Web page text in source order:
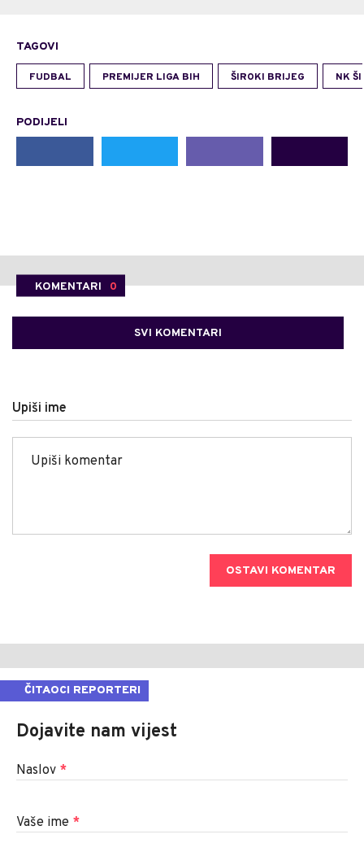
TAGOVI
FUDBAL PREMIJER LIGA BIH ŠIROKI BRIJEG NK
PODIJELI
KOMENTARI 0
SVI KOMENTARI
Upiši ime
OSTAVI KOMENTAR
ČITAOCI REPORTERI
Dojavite nam vijest
Naslov *
Vaše ime *